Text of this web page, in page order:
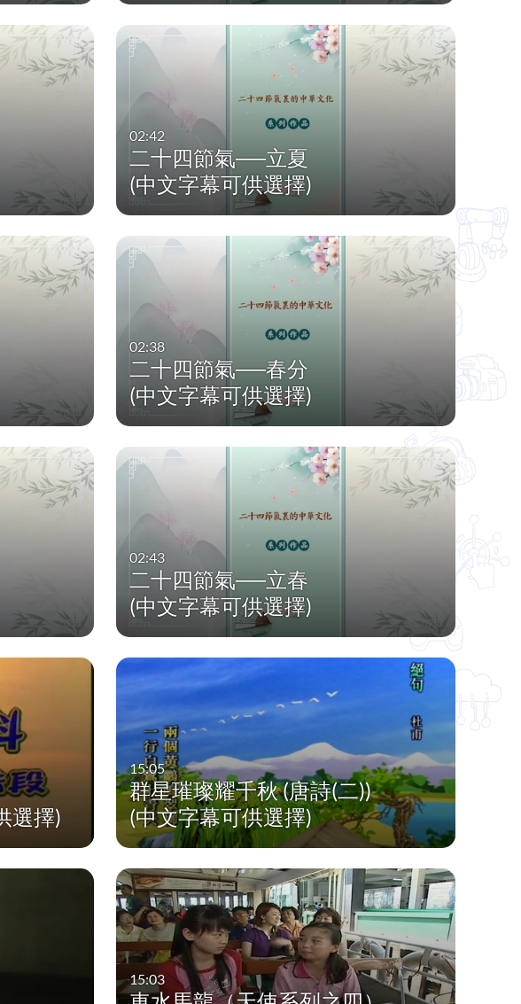
02:42
二十四節氣──立夏
(中文字幕可供選擇)
02:38
二十四節氣──春分
(中文字幕可供選擇)
02:43
二十四節氣──立春
(中文字幕可供選擇)
選擇)
15:05
群星璀璨耀千秋 (唐詩(二))
(中文字幕可供選擇)
15:03